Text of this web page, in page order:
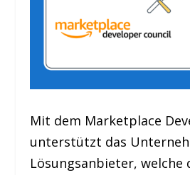
Mit dem Marketplace
unterstützt das
Lösungsanbieter, welche